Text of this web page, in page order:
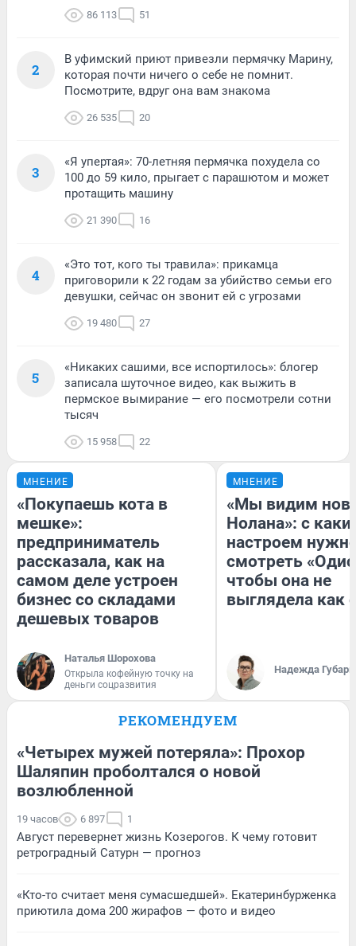
86 113 51
2
В уфимский приют привезли пермячку Марину,
которая почти ничего о себе не помнит.
Посмотрите, вдруг она вам знакома
26 535 20
3
«Я упертая»: 70-летняя пермячка похудела со
100 до 59 кило, прыгает с парашютом и может
протащить машину
21 390 16
4
«Это тот, кого ты травила»: прикамца
приговорили к 22 годам за убийство семьи его
девушки, сейчас он звонит ей с угрозами
19 480 27
5
«Никаких сашими, все испортилось»: блогер
записала шуточное видео, как выжить в
пермское вымирание — его посмотрели сотни
тысяч
15 958 22
МНЕНИЕ
«Покупаешь кота в
мешке»:
предприниматель
рассказала, как на
самом деле устроен
бизнес со складами
дешевых товаров
Наталья Шорохова
Открыла кофейную точку на
деньги соцразвития
МНЕНИЕ
«Мы видим
Нолана»: с
настроем
смотреть
чтобы она не
выглядела как
Надежда Губарь
РЕКОМЕНДУЕМ
«Четырех мужей потеряла»: Прохор
Шаляпин проболтался о новой
возлюбленной
19 часов 6 897 1
Август перевернет жизнь Козерогов. К чему готовит
ретроградный Сатурн — прогноз
«Кто-то считает меня сумасшедшей». Екатеринбурженка
приютила дома 200 жирафов — фото и видео